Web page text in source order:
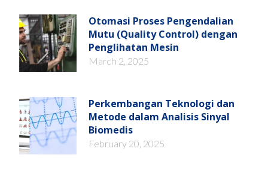
Otomasi Proses Pengendalian
Mutu (Quality Control) dengan
Penglihatan Mesin
March 2, 2025
Perkembangan Teknologi dan
Metode dalam Analisis Sinyal
Biomedis
February 20, 2025